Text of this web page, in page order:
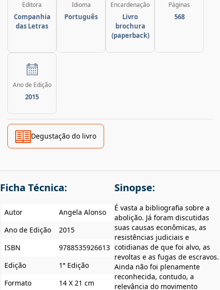
Editora
Companhia
das Letras
Idioma
Português
Encardenação
Livro
brochura
(paperback)
Páginas
568
Ano de Edição
2015
Degustação do livro
Ficha Técnica:
Autor
Angela Alonso
Ano de Edição
2015
ISBN
9788535926613
Edição
1ª Edição
Formato
14 X 21 cm
Sinopse:
É vasta a bibliografia sobre a
abolição. Já foram discutidas
suas causas econômicas, as
resistências judiciais e
cotidianas de que foi alvo, as
revoltas e as fugas de escravos.
Ainda não foi plenamente
reconhecida, contudo, a
relevância do movimento